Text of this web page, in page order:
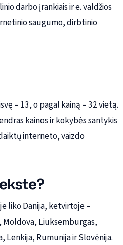
darbo įrankiais ir e. valdžios
saugumo, dirbtinio
– 13, o pagal kainą – 32 vietą.
kainos ir kokybės santykis
interneto, vaizdo
liko Danija, ketvirtoje –
Moldova, Liuksemburgas,
Lenkija, Rumunija ir Slovėnija.